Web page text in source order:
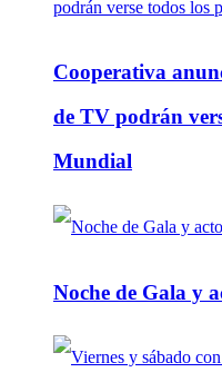
Cooperativa
de TV podrán
Mundial
Noche de Gala y